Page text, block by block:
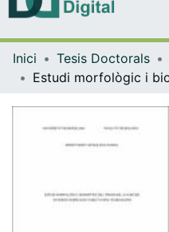
Inici Tesis Doctorals